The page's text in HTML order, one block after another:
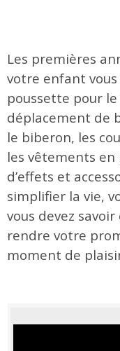
Les premières
votre enfant
poussette pour
déplacement de
le biberon, les
les vêtements en
d’effets et
simplifier la vie,
vous devez
rendre votre
moment de